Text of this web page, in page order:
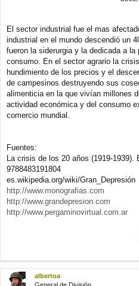
El sector industrial fue el mas
industrial en el mundo descendió un
fueron la siderurgia y la dedicada a
consumo. En el sector agrario la
hundimiento de los precios y el
de campesinos destruyendo sus
alimenticia en la que vivían millones
actividad económica y del consumo
comercio mundial.
Fuentes:
La crisis de los 20 años (1919-1939).
9788483191804
es.wikipedia.org/wiki/Gran_Depresión
http://www.monografias.com
http://www.grandepresion.com
http://www.pergaminovirtual.com.ar
albertoa